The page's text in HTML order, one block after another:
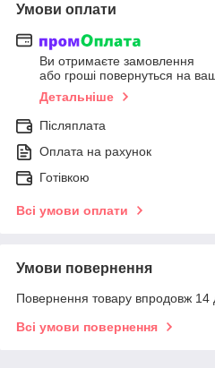
Умови оплати
Ви отримаєте замовлення
або гроші повернуться на
Детальніше
Післяплата
Оплата на рахунок
Готівкою
Всі умови оплати
Умови повернення
Повернення товару впродовж 14
Всі умови повернення